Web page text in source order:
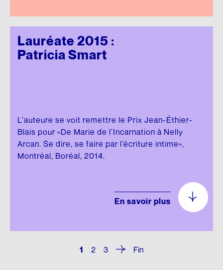
Lauréate 2015 :
Patricia Smart
L'auteure se voit remettre le Prix Jean-Éthier-
Blais pour «De Marie de l’Incarnation à Nelly
Arcan. Se dire, se faire par l’écriture intime»,
Montréal, Boréal, 2014.
En savoir plus
1 2 3 Fin